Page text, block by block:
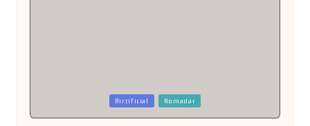
Airtificial Nomadar